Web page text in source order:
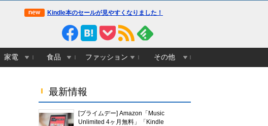
Kindle本のセールが見やすくなりました！
家電 食品 ファッション その他
最新情報
[プライムデー] Amazon「Music
Unlimited 4ヶ月無料」「Kindle